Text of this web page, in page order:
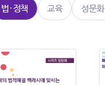
속
법·정책 교육 성문화